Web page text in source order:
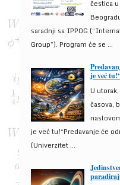
čestica
saradnji sa IPPOG
Group”). Program će se ...
je već
U
časova,
je već tu!“Predavanje će
(Univerzitet ...